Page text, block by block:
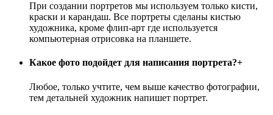
При создании портретов мы используем только кисти,
краски и карандаш. Все портреты сделаны кистью
художника, кроме флип-арт где используется
компьютерная отрисовка на планшете.
Какое фото подойдет для написания портрета?+
Любое, только учтите, чем выше качество фотографии,
тем детальней художник напишет портрет.